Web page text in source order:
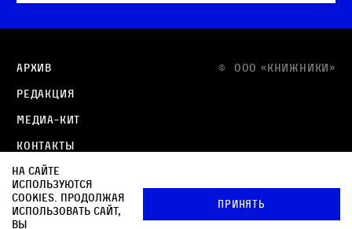
© OOO «КНИЖНИКИ»
Архив
Редакция
Медиа-кит
Контакты
Политика в отношении обработки персональных
данных
Политика обработки файлов cookie
На сайте
используются
cookies. Продолжая
использовать сайт,
вы
Принять